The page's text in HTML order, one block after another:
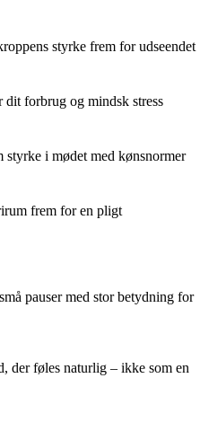
styrke frem for udseendet
forbrug og mindsk stress
i mødet med kønsnormer
frem for en pligt
pauser med stor betydning for
der føles naturlig – ikke som en